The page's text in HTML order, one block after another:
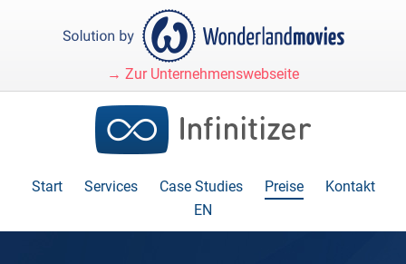
→ Zur Unternehmenswebseite
Start Services Case Studies Preise
Kontakt
EN